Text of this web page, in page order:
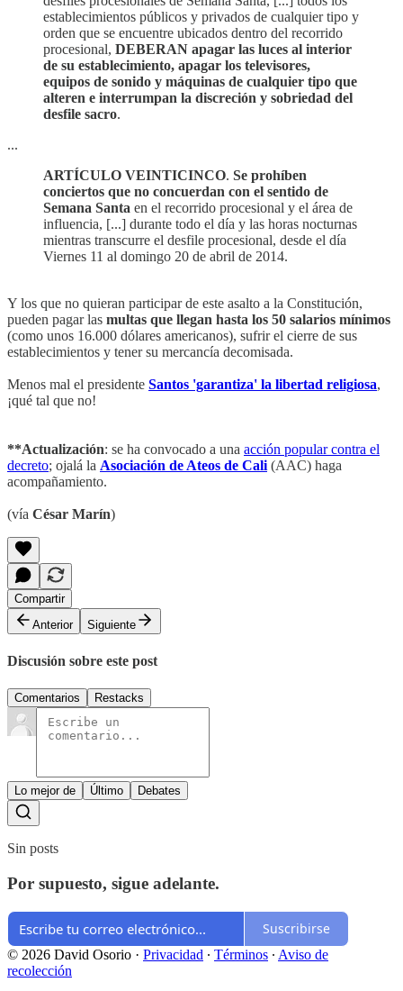
establecimientos públicos y privados de cualquier tipo y
orden que se encuentre ubicados dentro del recorrido
procesional, DEBERAN apagar las luces al interior
de su establecimiento, apagar los televisores,
equipos de sonido y máquinas de cualquier tipo que
alteren e interrumpan la discreción y sobriedad del
desfile sacro.
...
ARTÍCULO VEINTICINCO. Se prohíben
conciertos que no concuerdan con el sentido de
Semana Santa en el recorrido procesional y el área de
influencia, [...] durante todo el día y las horas nocturnas
mientras transcurre el desfile procesional, desde el día
Viernes 11 al domingo 20 de abril de 2014.
Y los que no quieran participar de este asalto a la Constitución,
pueden pagar las multas que llegan hasta los 50 salarios mínimos
(como unos 16.000 dólares americanos), sufrir el cierre de sus
establecimientos y tener su mercancía decomisada.
Menos mal el presidente Santos 'garantiza' la libertad religiosa,
¡qué tal que no!
**Actualización: se ha convocado a una acción popular contra el
decreto; ojalá la Asociación de Ateos de Cali (AAC) haga
acompañamiento.
(vía César Marín)
Compartir
Anterior
Siguiente
Discusión sobre este post
Comentarios Restacks
Lo mejor de Último Debates
Sin posts
Por supuesto, sigue adelante.
Suscribirse
© 2026 David Osorio · Privacidad ∙ Términos ∙ Aviso de
recolección